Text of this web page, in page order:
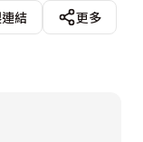
建築標的在裝修
題，不容易發
而氣色欠佳的人
結
更多